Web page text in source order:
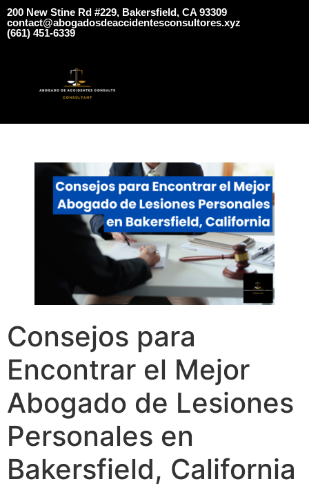
​​​200 New Stine Rd #229, Bakersfield, CA 93309
contact@abogadosdeaccidentesconsultores.xyz
​​(661) 451-6339
Consejos para
Encontrar el Mejor
Abogado de Lesiones
Personales en
Bakersfield, California